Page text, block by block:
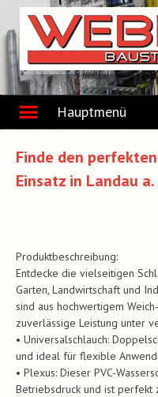
content
Hauptmenü
Finde den
Einsatz in Landau a.
Produktbeschreibung:
Entdecke die vielseitigen
Garten, Landwirtschaft und
sind aus hochwertigem
zuverlässige Leistung unter
• Universalschlauch:
und ideal für flexible
• Plexus: Dieser PVC-
Betriebsdruck und ist perfekt